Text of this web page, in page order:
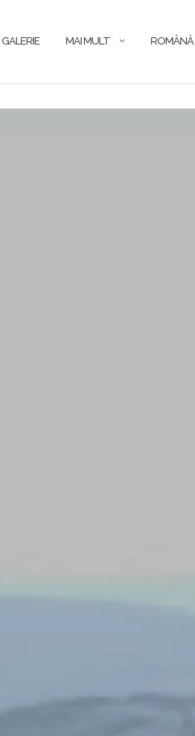
GALERIE MAI MULT ROMÂNĂ